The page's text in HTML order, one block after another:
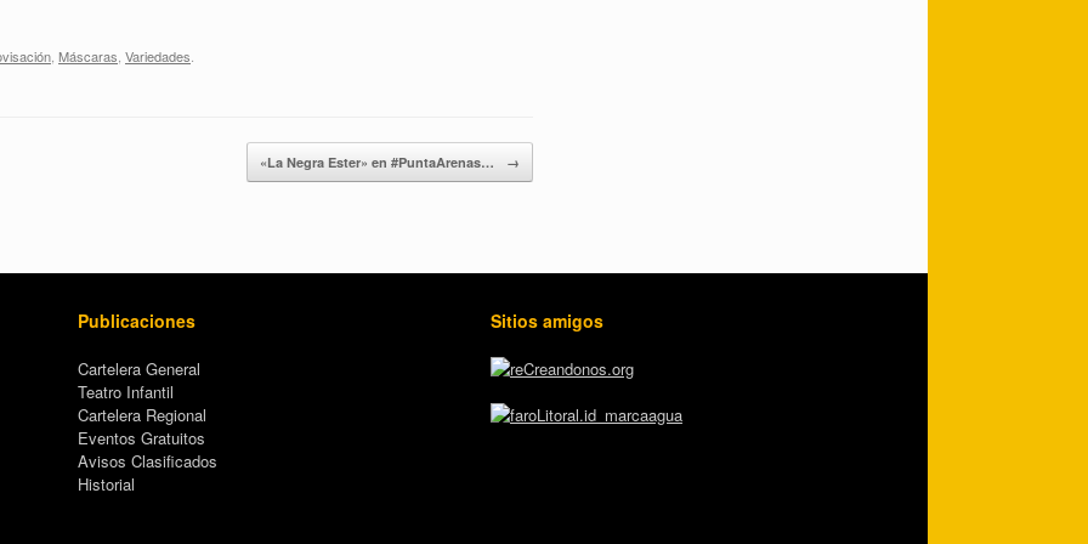
Máscaras Variedades
«La Negra Ester» en #PuntaArenas… →
Publicaciones
Cartelera General
Teatro Infantil
Cartelera Regional
Eventos Gratuitos
Avisos Clasificados
Historial
Sitios amigos